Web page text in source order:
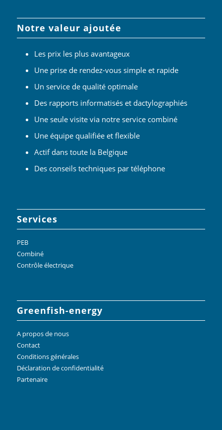
Notre valeur ajoutée
Les prix les plus avantageux
Une prise de rendez-vous simple et rapide
Un service de qualité optimale
Des rapports informatisés et dactylographiés
Une seule visite via notre service combiné
Une équipe qualifiée et flexible
Actif dans toute la Belgique
Des conseils techniques par téléphone
Services
PEB
Combiné
Contrôle électrique
Greenfish-energy
A propos de nous
Contact
Conditions générales
Déclaration de confidentialité
Partenaire